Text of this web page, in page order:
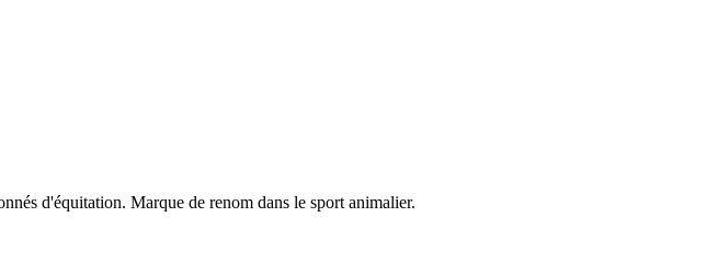
d'équitation. Marque de renom dans le sport animalier.